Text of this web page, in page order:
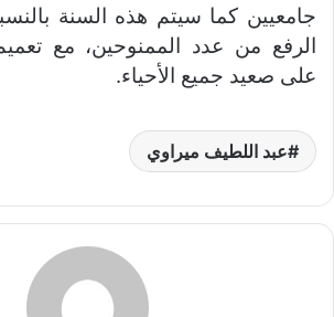
جامعيين كما سيتم هذه السنة
الرفع من عدد الممنوحين، مع
على صعيد جميع الأحياء.
عبد اللطيف ميراوي